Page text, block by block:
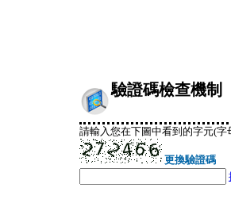
驗證碼檢查機制
請輸入您在下圖中看到的字元(字
更換驗證碼